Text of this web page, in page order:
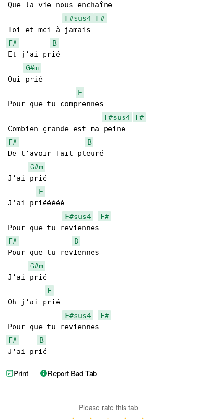
Que la vie nous enchaîne
F#sus4
F#
F#
B
Et j’ai prié
G#m
Oui prié
E
Pour que tu comprennes
F#sus4
F#
F#
B
De t’avoir fait pleuré
G#m
J’ai prié
E
J’ai priééééé
F#sus4
F#
F#
B
Pour que tu reviennes
G#m
J’ai prié
E
Oh j’ai prié
F#sus4
F#
F#
B
J’ai prié
Print Report Bad Tab
Please rate this tab